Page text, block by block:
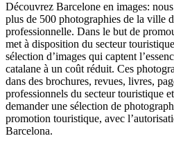
Découvrez Barcelone en images:
plus de 500 photographies de la ville
professionnelle. Dans le but de
met à disposition du secteur
sélection d’images qui captent
catalane à un coût réduit. Ces
dans des brochures, revues, livres,
professionnels du secteur touristique
demander une sélection de
promotion touristique, avec
Barcelona.